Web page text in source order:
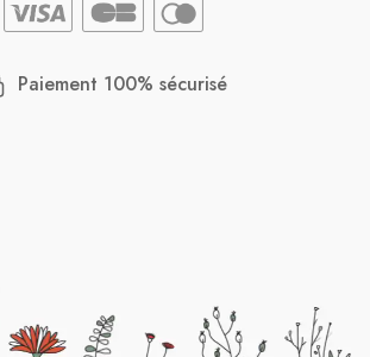
Paiement 100% sécurisé